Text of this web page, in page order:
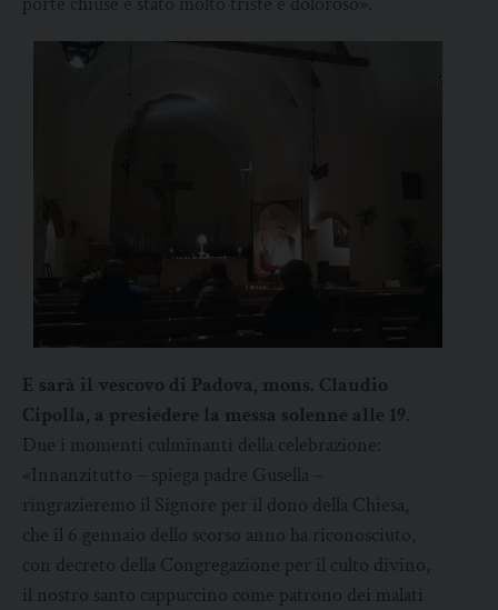
E sarà il vescovo di Padova, mons. Claudio
Cipolla, a presiedere la messa solenne alle 19
Due i momenti culminanti della celebrazione:
«Innanzitutto – spiega padre Gusella –
ringrazieremo il Signore per il dono della Chiesa,
che il 6 gennaio dello scorso anno ha riconosciuto,
con decreto della Congregazione per il culto divino,
il nostro santo cappuccino come patrono dei malati